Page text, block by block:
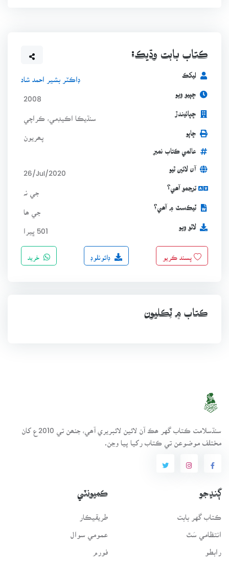
ڪتاب بابت وڌيڪ:
ليکڪ ڊاڪٽر بشير احمد شاد
ڇپيو ويو 2008
ڇپائيندڙ سنڌيڪا اڪيڊمي، ڪراچي
ڇاپو
عالمي ڪتاب نمبر
آن لائين ٿيو 26/Jul/2020
ترجمو آھي؟
ٽيڪسٽ ۾ آھي؟ جي ھا
لاٿو ويو 501 ڀيرا
پسند ڪريو ڊائونلوڊ
ڪتاب ۾ ٽِڪليون
سنڌسلامت ڪتاب گهر ھڪ آن لائين لائبريري آھي، جنھن تي 2010ع کان
مختلف موضوعن تي ڪتاب رکيا پيا وڃن.
ڳنڍجو
ڪتاب گهر بابت
انتظامي سَٿ
رابطو
ڪميونٽي
طريقيڪار
عمومي سوال